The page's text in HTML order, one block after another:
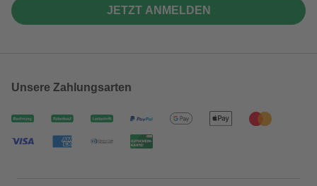
JETZT ANMELDEN
Unsere Zahlungsarten